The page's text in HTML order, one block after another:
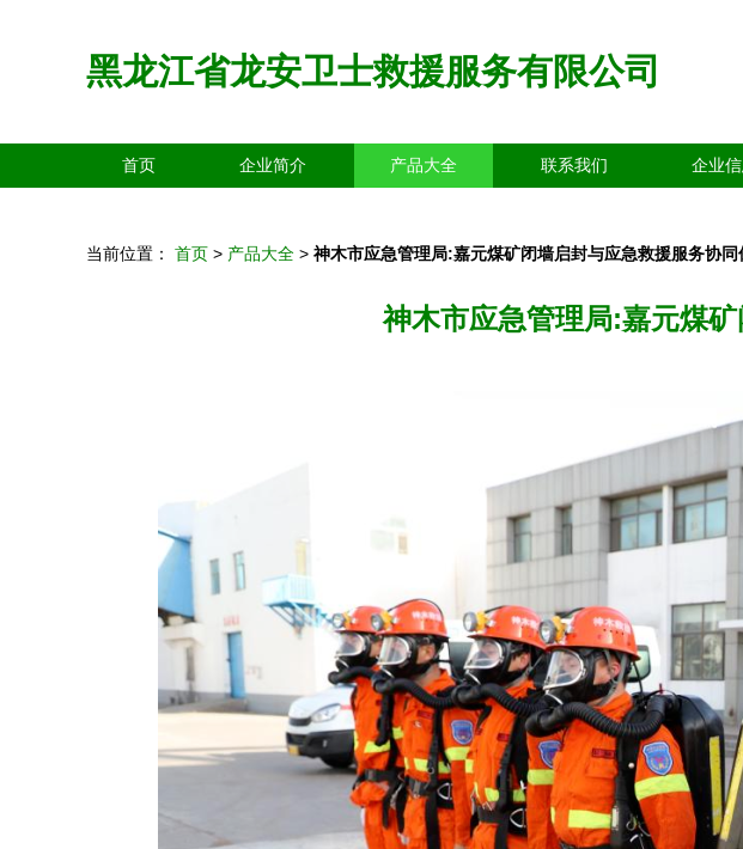
黑龙江省龙安卫士救援服务有限公司
首页 企业简介 产品大全 联系我们 企业
当前位置： 首页 > 产品大全 > 神木市应急管理局:嘉元煤矿闭墙启封与应急救援服务协同
神木市应急管理局:嘉元煤